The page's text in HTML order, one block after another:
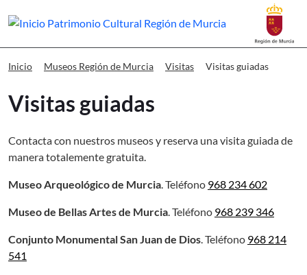
Museos Región de Murcia Visitas
Buscar
Inicio Museos Región de Murcia Visitas Visitas guiadas
Visitas guiadas
Contacta con nuestros museos y reserva una visita guiada de
manera totalemente gratuita.
Museo Arqueológico de Murcia. Teléfono 968 234 602
Museo de Bellas Artes de Murcia. Teléfono 968 239 346
Conjunto Monumental San Juan de Dios. Teléfono 968 214
541